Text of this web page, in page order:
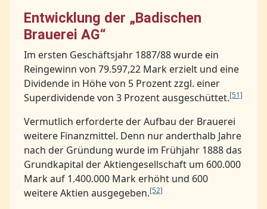
Entwicklung der „Badischen
Brauerei AG“
Im ersten Geschäftsjahr 1887/88 wurde ein
Reingewinn von 79.597,22 Mark erzielt und eine
Dividende in Höhe von 5 Prozent zzgl. einer
Superdividende von 3 Prozent ausgeschüttet.[51]
Vermutlich erforderte der Aufbau der Brauerei
weitere Finanzmittel. Denn nur anderthalb Jahre
nach der Gründung wurde im Frühjahr 1888 das
Grundkapital der Aktiengesellschaft um 600.000
Mark auf 1.400.000 Mark erhöht und 600
weitere Aktien ausgegeben.[52]